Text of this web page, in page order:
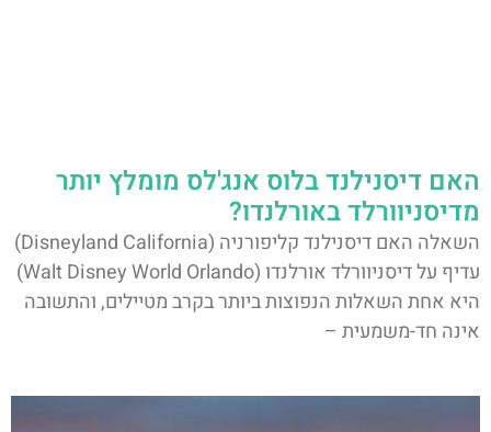
האם דיסנילנד בלוס אנג'לס מומלץ יותר
מדיסניוורלד באורלנדו?
השאלה האם דיסנילנד קליפורניה (Disneyland California)
עדיף על דיסניוורלד אורלנדו (Walt Disney World Orlando)
היא אחת השאלות הנפוצות ביותר בקרב מטיילים, והתשובה
אינה חד-משמעית –